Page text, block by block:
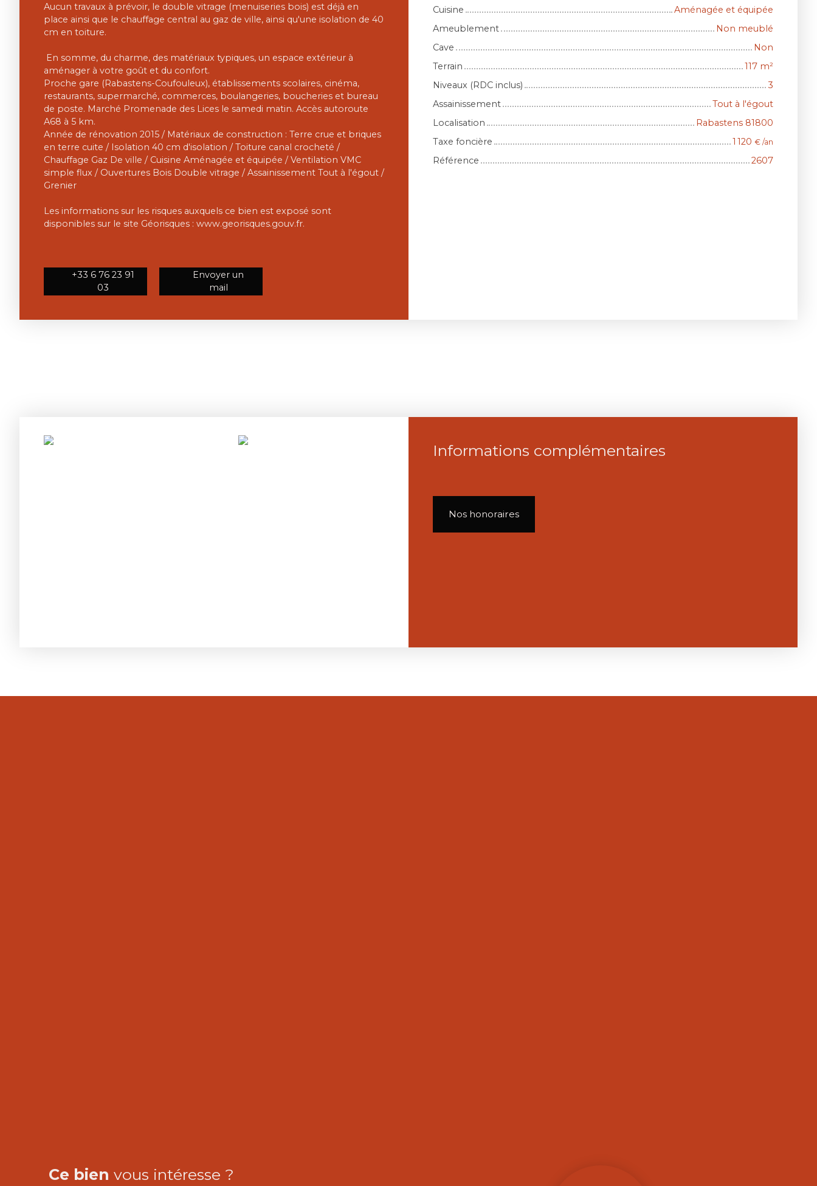
Aucun travaux à prévoir, le double vitrage (menuiseries bois) est déjà en
place ainsi que le chauffage central au gaz de ville, ainsi qu'une isolation de 40
cm en toiture.
En somme, du charme, des matériaux typiques, un espace extérieur à
aménager à votre goût et du confort.
Proche gare (Rabastens-Coufouleux), établissements scolaires, cinéma,
restaurants, supermarché, commerces, boulangeries, boucheries et bureau
de poste. Marché Promenade des Lices le samedi matin. Accès autoroute
A68 à 5 km.
Année de rénovation 2015 / Matériaux de construction : Terre crue et briques
en terre cuite / Isolation 40 cm d'isolation / Toiture canal crocheté /
Chauffage Gaz De ville / Cuisine Aménagée et équipée / Ventilation VMC
simple flux / Ouvertures Bois Double vitrage / Assainissement Tout à l'égout /
Grenier
Les informations sur les risques auxquels ce bien est exposé sont
disponibles sur le site Géorisques : www.georisques.gouv.fr.
+33 6 76 23 91
03
Envoyer un
mail
Cuisine
Aménagée et équipée
Ameublement
Non meublé
Cave
Non
Terrain
117 m²
Niveaux (RDC inclus)
3
Assainissement
Tout à l'égout
Localisation
Rabastens 81800
Taxe foncière
1 120 € /an
Référence 2607
Informations complémentaires
Nos honoraires
Ce bien vous intéresse ?